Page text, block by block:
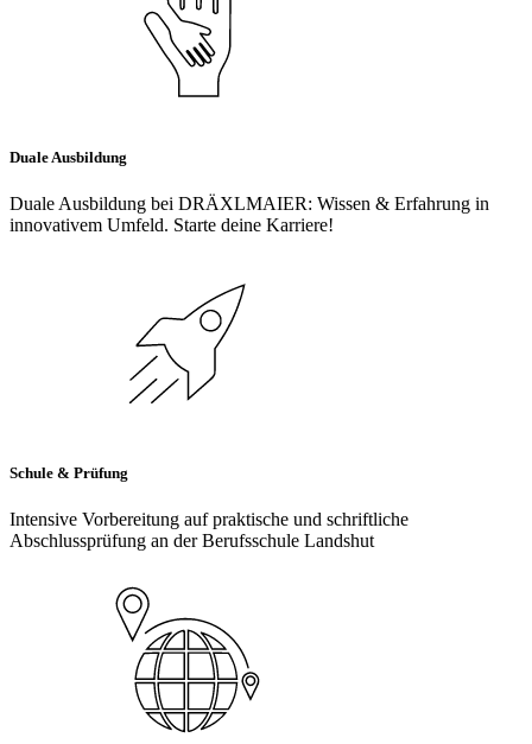
Duale Ausbildung
Duale Ausbildung bei DRÄXLMAIER: Wissen & Erfahrung in
innovativem Umfeld. Starte deine Karriere!
Schule & Prüfung
Intensive Vorbereitung auf praktische und schriftliche
Abschlussprüfung an der Berufsschule Landshut